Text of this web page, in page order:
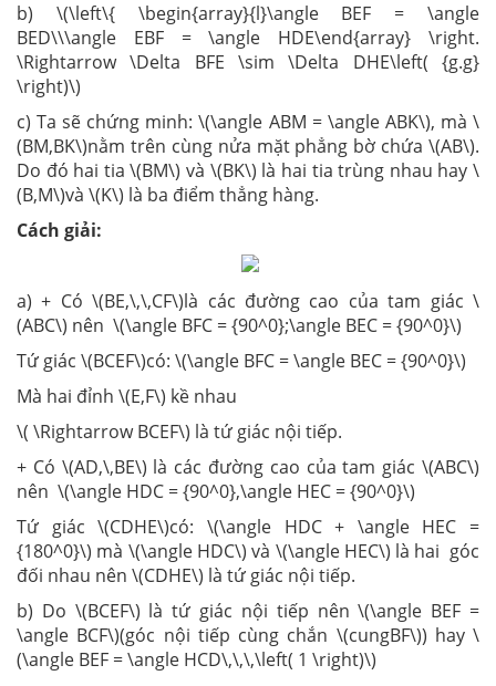
b) \(\left\{ \begin{array}{l}\angle BEF = \angle
BED\\\angle EBF = \angle HDE\end{array} \right.
\Rightarrow \Delta BFE \sim \Delta DHE\left( {g.g}
\right)\)
c) Ta sẽ chứng minh: \(\angle ABM = \angle ABK\), mà \
(BM,BK\)nằm trên cùng nửa mặt phẳng bờ chứa \(AB\).
Do đó hai tia \(BM\) và \(BK\) là hai tia trùng nhau hay \
(B,M\)và \(K\) là ba điểm thẳng hàng.
Cách giải:
a) + Có \(BE,\,\,CF\)là các đường cao của tam giác \
(ABC\) nên \(\angle BFC = {90^0};\angle BEC = {90^0}\)
Tứ giác \(BCEF\)có: \(\angle BFC = \angle BEC = {90^0}\)
Mà hai đỉnh \(E,F\) kề nhau
\( \Rightarrow BCEF\) là tứ giác nội tiếp.
+ Có \(AD,\,BE\) là các đường cao của tam giác \(ABC\)
nên \(\angle HDC = {90^0},\angle HEC = {90^0}\)
Tứ giác \(CDHE\)có: \(\angle HDC + \angle HEC =
{180^0}\) mà \(\angle HDC\) và \(\angle HEC\) là hai góc
đối nhau nên \(CDHE\) là tứ giác nội tiếp.
b) Do \(BCEF\) là tứ giác nội tiếp nên \(\angle BEF =
\angle BCF\)(góc nội tiếp cùng chắn \(cungBF\)) hay \
(\angle BEF = \angle HCD\,\,\,\left( 1 \right)\)